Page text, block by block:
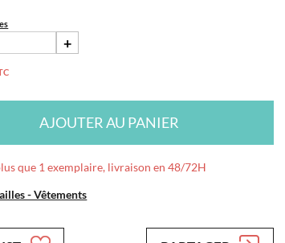
+
AJOUTER AU PANIER
que 1 exemplaire, livraison en 48/72H
- Vêtements